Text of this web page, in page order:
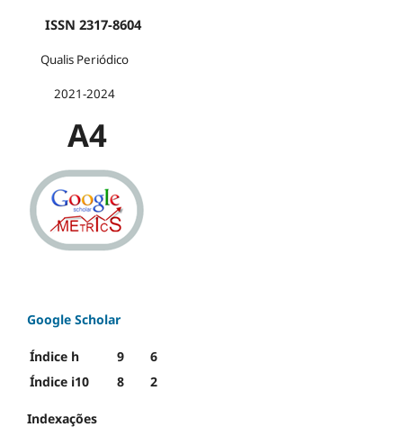
ISSN 2317-8604
Qualis Periódico
2021-2024
A4
Google Scholar
Índice h 9
6
Índice i10
8 2
Indexações